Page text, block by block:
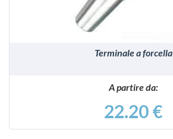
Terminale a forcella
A partire da:
22.20 €